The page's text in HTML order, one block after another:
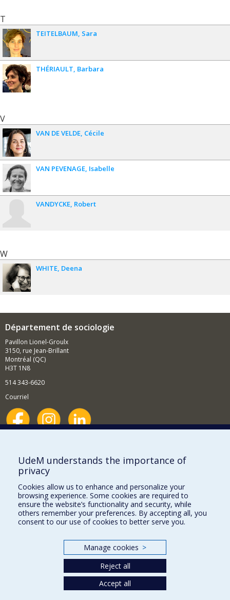
T
TEITELBAUM Sara
THÉRIAULT Barbara
V
VAN DE VELDE Cécile
VAN PEVENAGE Isabelle
VANDYCKE Robert
W
WHITE Deena
Département de sociologie
Pavillon Lionel-Groulx
3150, rue Jean-Brillant
Montréal (QC)
H3T 1N8
514 343-6620
Courriel
Comment soutenir le Département?
BESOIN D'AIDE?
Plan du site
Signaler une erreur
Accessibilité
Nos départements et écoles
UdeM understands the importance of
privacy
Cookies allow us to enhance and personalize your
browsing experience. Some cookies are required to
ensure the website’s functionality and security, while
others remember your preferences. By accepting all, you
consent to our use of cookies to better serve you.
Manage cookies >
Reject all
Accept all